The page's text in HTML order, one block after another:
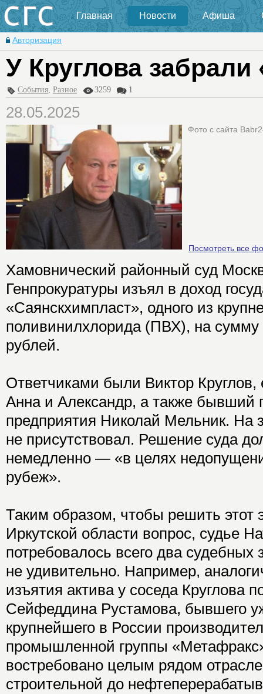
Главная Новости Афиша
Авторизация
У Круглова
События, Разное 3259 1
28.05.2025
Фото с сайта
Посмотреть все
Хамовнический районный суд
Генпрокуратуры изъял в доход
«Саянскхимпласт», одного из
поливинилхлорида (ПВХ), на
рублей.
Ответчиками были Виктор Круглов,
Анна и Александр, а также бывший
предприятия Николай Мельник. На
не присутствовал. Решение суда
немедленно — «в целях
рубеж».
Таким образом, чтобы решить этот
Иркутской области вопрос, судье
потребовалось всего два судебных
не удивительно. Например,
изъятия актива у соседа Круглова
Сейфеддина Рустамова, бывшего
крупнейшего в России
промышленной группы
востребовано целым рядом
строительной до